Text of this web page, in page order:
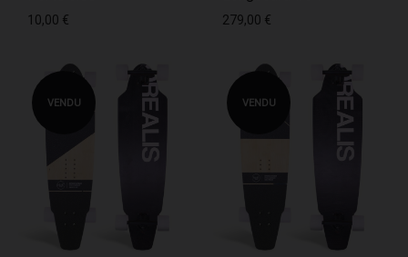
10,00 € 279,00 €
VENDU VENDU